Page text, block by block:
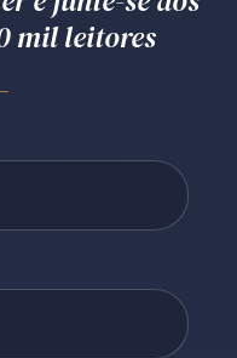
mil leitores